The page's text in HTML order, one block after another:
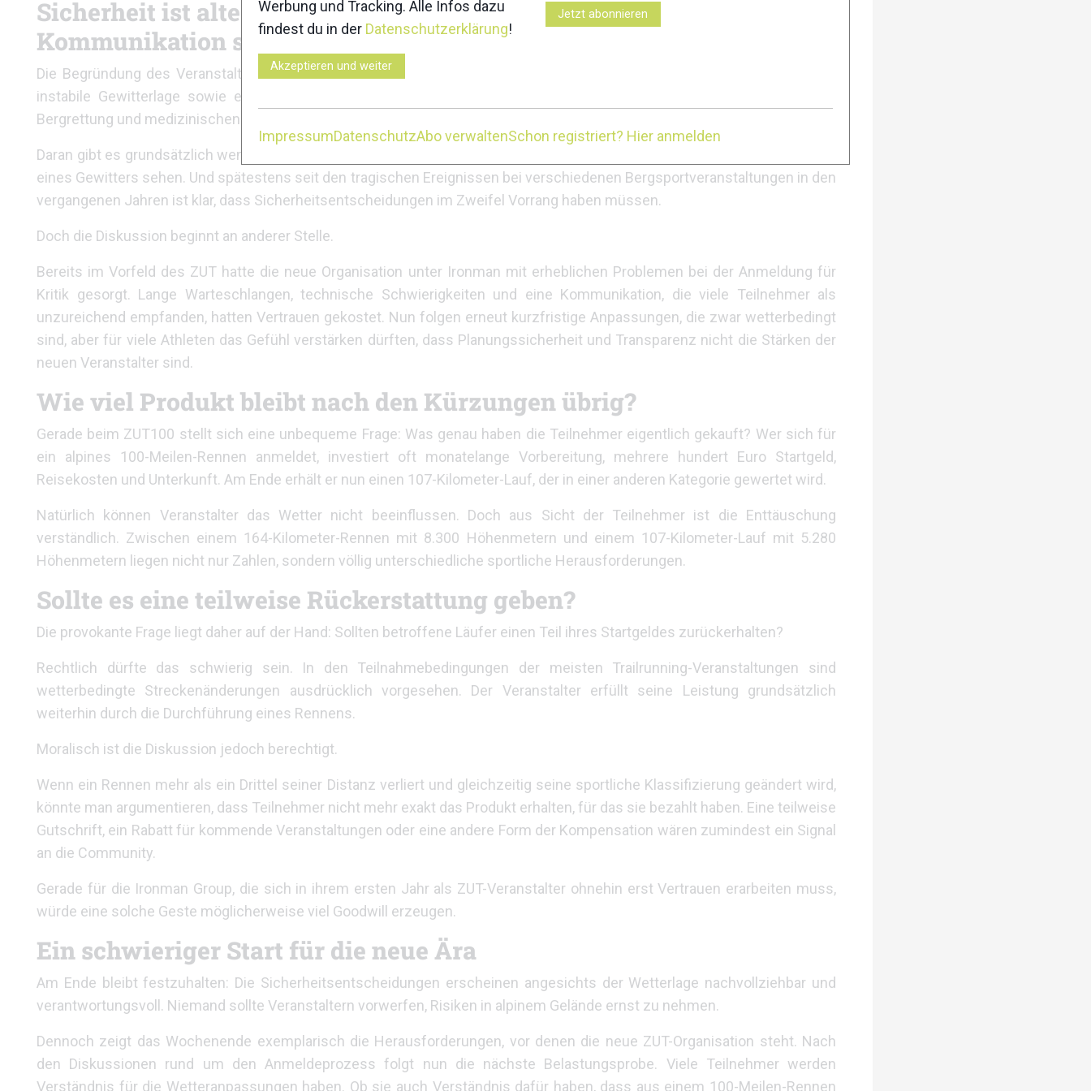
Sicherheit ist alternativlos – aber warum kommt die
Kommunikation so spät?
Die Begründung des Veranstalters ist nachvollziehbar. Die Wetterprognosen sagen Temperaturen von über 30 Grad, eine
instabile Gewitterlage sowie erhöhte Blitzschlaggefahr in den Hochlagen voraus. Gemeinsam mit GeoSphere Austria,
Bergrettung und medizinischen Teams habe man daher entschieden, die Exposition der Teilnehmer zu reduzieren.
Daran gibt es grundsätzlich wenig zu kritisieren. Niemand möchte Bilder von Trailrunnern auf ausgesetzten Graten während
eines Gewitters sehen. Und spätestens seit den tragischen Ereignissen bei verschiedenen Bergsportveranstaltungen in den
vergangenen Jahren ist klar, dass Sicherheitsentscheidungen im Zweifel Vorrang haben müssen.
Doch die Diskussion beginnt an anderer Stelle.
Bereits im Vorfeld des ZUT hatte die neue Organisation unter Ironman mit erheblichen Problemen bei der Anmeldung für
Kritik gesorgt. Lange Warteschlangen, technische Schwierigkeiten und eine Kommunikation, die viele Teilnehmer als
unzureichend empfanden, hatten Vertrauen gekostet. Nun folgen erneut kurzfristige Anpassungen, die zwar wetterbedingt
sind, aber für viele Athleten das Gefühl verstärken dürften, dass Planungssicherheit und Transparenz nicht die Stärken der
neuen Veranstalter sind.
Wie viel Produkt bleibt nach den Kürzungen übrig?
Gerade beim ZUT100 stellt sich eine unbequeme Frage: Was genau haben die Teilnehmer eigentlich gekauft? Wer sich für
ein alpines 100-Meilen-Rennen anmeldet, investiert oft monatelange Vorbereitung, mehrere hundert Euro Startgeld,
Reisekosten und Unterkunft. Am Ende erhält er nun einen 107-Kilometer-Lauf, der in einer anderen Kategorie gewertet wird.
Natürlich können Veranstalter das Wetter nicht beeinflussen. Doch aus Sicht der Teilnehmer ist die Enttäuschung
verständlich. Zwischen einem 164-Kilometer-Rennen mit 8.300 Höhenmetern und einem 107-Kilometer-Lauf mit 5.280
Höhenmetern liegen nicht nur Zahlen, sondern völlig unterschiedliche sportliche Herausforderungen.
Sollte es eine teilweise Rückerstattung geben?
Die provokante Frage liegt daher auf der Hand: Sollten betroffene Läufer einen Teil ihres Startgeldes zurückerhalten?
Rechtlich dürfte das schwierig sein. In den Teilnahmebedingungen der meisten Trailrunning-Veranstaltungen sind
wetterbedingte Streckenänderungen ausdrücklich vorgesehen. Der Veranstalter erfüllt seine Leistung grundsätzlich
weiterhin durch die Durchführung eines Rennens.
Moralisch ist die Diskussion jedoch berechtigt.
Wenn ein Rennen mehr als ein Drittel seiner Distanz verliert und gleichzeitig seine sportliche Klassifizierung geändert wird,
könnte man argumentieren, dass Teilnehmer nicht mehr exakt das Produkt erhalten, für das sie bezahlt haben. Eine teilweise
Gutschrift, ein Rabatt für kommende Veranstaltungen oder eine andere Form der Kompensation wären zumindest ein Signal
an die Community.
Gerade für die Ironman Group, die sich in ihrem ersten Jahr als ZUT-Veranstalter ohnehin erst Vertrauen erarbeiten muss,
würde eine solche Geste möglicherweise viel Goodwill erzeugen.
Ein schwieriger Start für die neue Ära
Am Ende bleibt festzuhalten: Die Sicherheitsentscheidungen erscheinen angesichts der Wetterlage nachvollziehbar und
verantwortungsvoll. Niemand sollte Veranstaltern vorwerfen, Risiken in alpinem Gelände ernst zu nehmen.
Dennoch zeigt das Wochenende exemplarisch die Herausforderungen, vor denen die neue ZUT-Organisation steht. Nach
den Diskussionen rund um den Anmeldeprozess folgt nun die nächste Belastungsprobe. Viele Teilnehmer werden
Verständnis für die Wetteranpassungen haben. Ob sie auch Verständnis dafür haben, dass aus einem 100-Meilen-Rennen
Werbung und Tracking. Alle Infos dazu
findest du in der Datenschutzerklärung!
Akzeptieren und weiter
Jetzt abonnieren
ImpressumDatenschutzAbo verwaltenSchon registriert? Hier anmelden